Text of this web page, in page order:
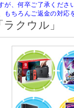
、何卒ご了承くださ
ちろんご返金の対応
クウル」